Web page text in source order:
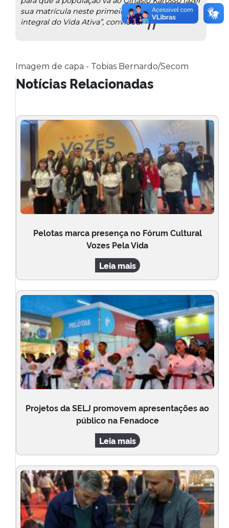
sua matrícula neste primeiro passo do retorno
integral do Vida Ativa”, convidou.
Imagem de capa - Tobias Bernardo/Secom
Notícias Relacionadas
Pelotas marca presença no Fórum Cultural
Vozes Pela Vida
Leia mais
Projetos da SELJ promovem apresentações ao
público na Fenadoce
Leia mais